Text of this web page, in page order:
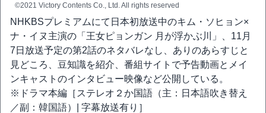
©2021 Victory Contents Co., Ltd. All rights reserved
NHKBSプレミアムにて日本初放送中のキム・ソヒョン×
ナ・イヌ主演の「王女ピョンガン 月が浮かぶ川」、11月
7日放送予定の第2話のネタバレなし、ありのあらすじと
見どころ、豆知識を紹介、番組サイトで予告動画とメイ
ンキャストのインタビュー映像など公開している。
※ドラマ本編［ステレオ２か国語（主：日本語吹き替え
／副：韓国語）| 字幕放送有り］